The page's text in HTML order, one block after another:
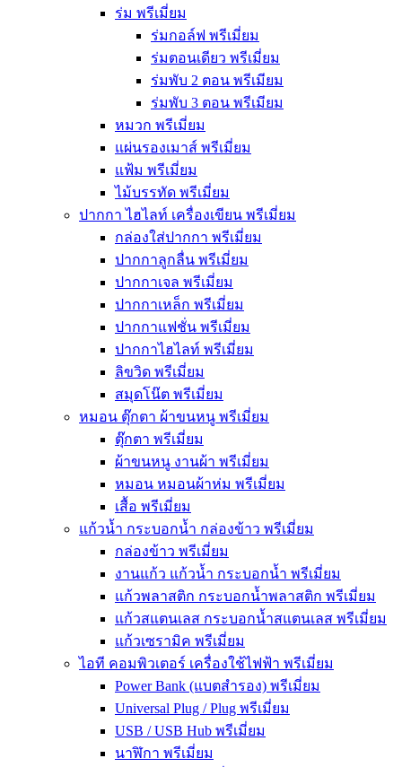
ร่ม พรีเมี่ยม
ร่มกอล์ฟ พรีเมี่ยม
ร่มตอนเดียว พรีเมี่ยม
ร่มพับ 2 ตอน พรีเมียม
ร่มพับ 3 ตอน พรีเมียม
หมวก พรีเมี่ยม
แผ่นรองเมาส์ พรีเมี่ยม
แฟ้ม พรีเมี่ยม
ไม้บรรทัด พรีเมี่ยม
ปากกา ไฮไลท์ เครื่องเขียน พรีเมี่ยม
กล่องใส่ปากกา พรีเมี่ยม
ปากกาลูกลื่น พรีเมี่ยม
ปากกาเจล พรีเมี่ยม
ปากกาเหล็ก พรีเมี่ยม
ปากกาแฟชั่น พรีเมี่ยม
ปากกาไฮไลท์ พรีเมี่ยม
ลิขวิด พรีเมี่ยม
สมุดโน๊ต พรีเมี่ยม
หมอน ตุ๊กตา ผ้าขนหนู พรีเมี่ยม
ตุ๊กตา พรีเมี่ยม
ผ้าขนหนู งานผ้า พรีเมี่ยม
หมอน หมอนผ้าห่ม พรีเมี่ยม
เสื้อ พรีเมี่ยม
แก้วน้ำ กระบอกน้ำ กล่องข้าว พรีเมี่ยม
กล่องข้าว พรีเมี่ยม
งานแก้ว แก้วน้ำ กระบอกน้ำ พรีเมี่ยม
แก้วพลาสติก กระบอกน้ำพลาสติก พรีเมี่ยม
แก้วสแตนเลส กระบอกน้ำสแตนเลส พรีเมี่ยม
แก้วเซรามิค พรีเมี่ยม
ไอที คอมพิวเตอร์ เครื่องใช้ไฟฟ้า พรีเมี่ยม
Power Bank (แบตสำรอง) พรีเมี่ยม
Universal Plug / Plug พรีเมี่ยม
USB / USB Hub พรีเมี่ยม
นาฬิกา พรีเมี่ยม